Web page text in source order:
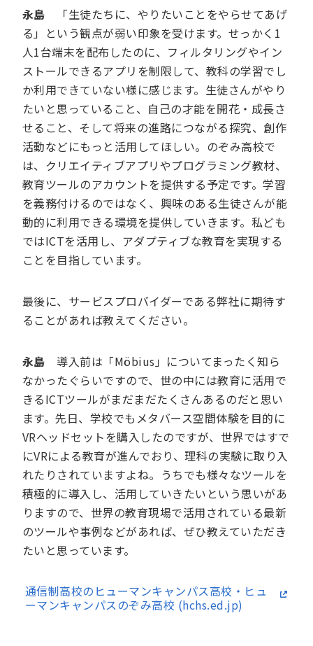
永島 「生徒たちに、やりたいことをやらせてあげ
る」という観点が弱い印象を受けます。せっかく1
人1台端末を配布したのに、フィルタリングやイン
ストールできるアプリを制限して、教科の学習でし
か利用できていない様に感じます。生徒さんがやり
たいと思っていること、自己の才能を開花・成長さ
せること、そして将来の進路につながる探究、創作
活動などにもっと活用してほしい。のぞみ高校で
は、クリエイティブアプリやプログラミング教材、
教育ツールのアカウントを提供する予定です。学習
を義務付けるのではなく、興味のある生徒さんが能
動的に利用できる環境を提供していきます。私ども
ではICTを活用し、アダプティブな教育を実現する
ことを目指しています。
最後に、サービスプロバイダーである弊社に期待す
ることがあれば教えてください。
永島 導入前は「Möbius」についてまったく知ら
なかったぐらいですので、世の中には教育に活用で
きるICTツールがまだまだたくさんあるのだと思い
ます。先日、学校でもメタバース空間体験を目的に
VRヘッドセットを購入したのですが、世界ではすで
にVRによる教育が進んでおり、理科の実験に取り入
れたりされていますよね。うちでも様々なツールを
積極的に導入し、活用していきたいという思いがあ
りますので、世界の教育現場で活用されている最新
のツールや事例などがあれば、ぜひ教えていただき
たいと思っています。
通信制高校のヒューマンキャンパス高校・ヒュ
ーマンキャンパスのぞみ高校 (hchs.ed.jp)